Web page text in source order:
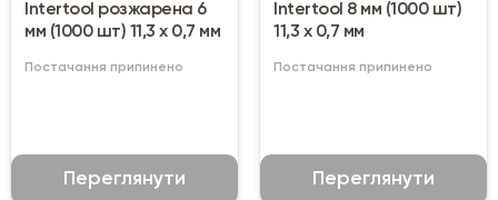
Intertool розжарена 6
мм (1000 шт) 11,3 х 0,7 мм
Постачання припинено
Переглянути
Intertool 8 мм (1000 шт)
11,3 х 0,7 мм
Постачання припинено
Переглянути